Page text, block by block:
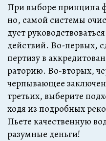
При вы­бо­ре прин­ци­па
но, са­мой сис­те­мы
ду­ет
дейст­вий. Во-пер­вых,
пер­ти­зу в
ра­то­рию. Во-вто­рых,
чер­пы­ва­ю­щее
треть­их, вы­бе­ри­те
хо­дя из под­роб­ных
Пье­те ка­чест­вен­ную
ра­зум­ные день­ги!